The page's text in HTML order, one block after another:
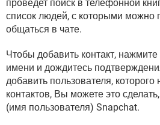
проведет поиск в телефонной
список людей, с которыми можно
общаться в чате.
Чтобы добавить контакт, нажмите
имени и дождитесь
добавить пользователя,
контактов, Вы можете это
(имя пользователя) Snapchat.